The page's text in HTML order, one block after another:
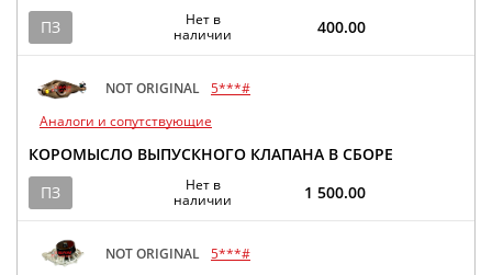
ПЗ
Нет в
наличии
400.00
NOT ORIGINAL 5***#
Аналоги и сопутствующие
КОРОМЫСЛО ВЫПУСКНОГО КЛАПАНА В СБОРЕ
ПЗ
Нет в
наличии
1 500.00
NOT ORIGINAL 5***#